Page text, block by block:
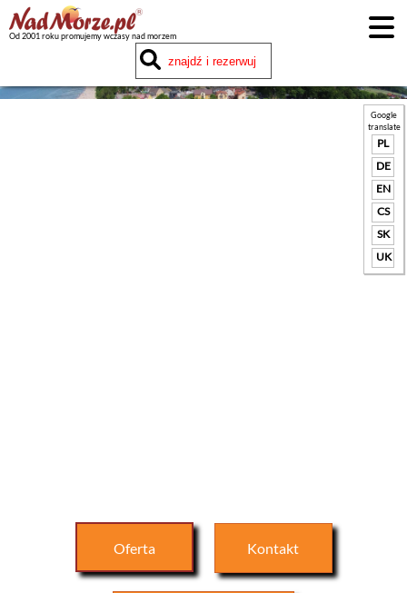
Od 2001 roku promujemy wczasy nad morzem
Google
translate
PL
DE
EN
CS
SK
UK
Oferta Kontakt